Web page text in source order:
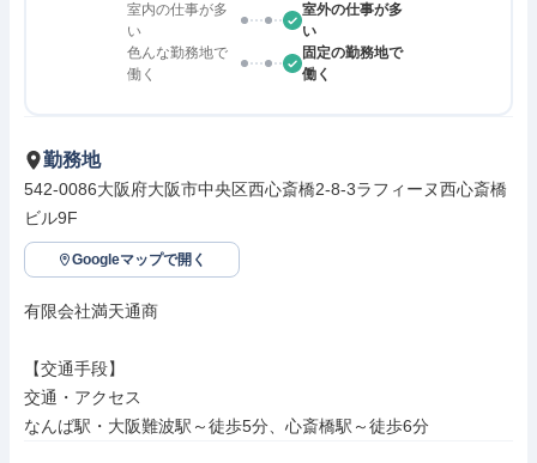
室内の仕事が多
い
室外の仕事が多
い
色んな勤務地で
働く
固定の勤務地で
働く
勤務地
542-0086大阪府大阪市中央区西心斎橋2-8-3ラフィーヌ西心斎橋
ビル9F
Googleマップで開く
有限会社満天通商
【交通手段】
交通・アクセス
なんば駅・大阪難波駅～徒歩5分、心斎橋駅～徒歩6分